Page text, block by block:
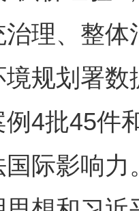
理、整
规划署
例4批45件
际影响